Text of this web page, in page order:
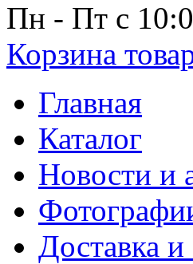
Пн - Пт с
Корзина
Главная
Каталог
Новости и
Доставка и